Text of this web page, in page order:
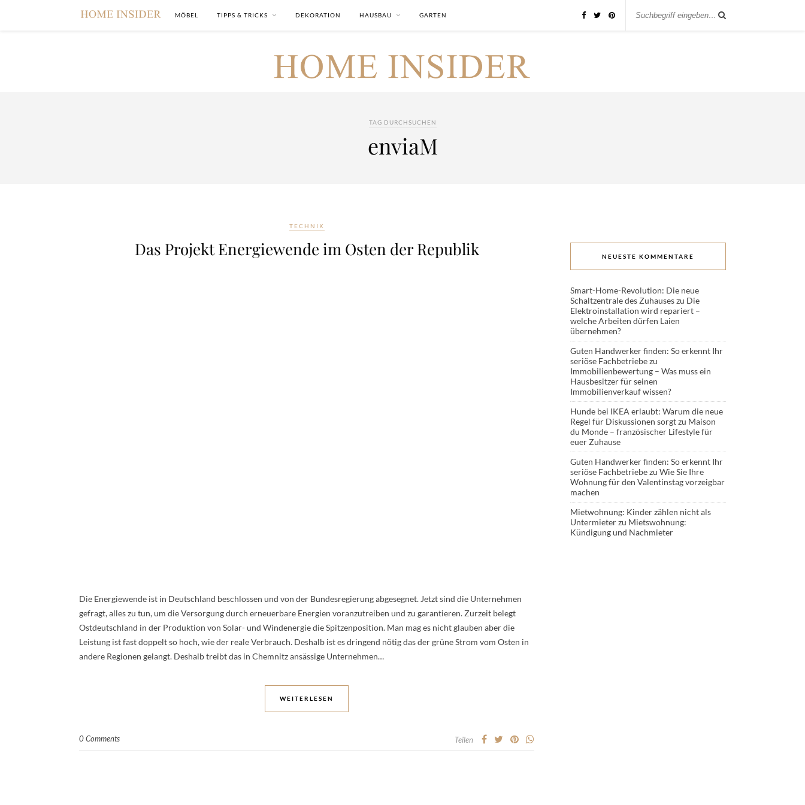
MÖBEL TIPPS & TRICKS DEKORATION HAUSBAU GARTEN
TAG DURCHSUCHEN
enviaM
TECHNIK
Das Projekt Energiewende im Osten der Republik
Die Energiewende ist in Deutschland beschlossen und von der Bundesregierung abgesegnet. Jetzt sind die Unternehmen
gefragt, alles zu tun, um die Versorgung durch erneuerbare Energien voranzutreiben und zu garantieren. Zurzeit belegt
Ostdeutschland in der Produktion von Solar- und Windenergie die Spitzenposition. Man mag es nicht glauben aber die
Leistung ist fast doppelt so hoch, wie der reale Verbrauch. Deshalb ist es dringend nötig das der grüne Strom vom Osten in
andere Regionen gelangt. Deshalb treibt das in Chemnitz ansässige Unternehmen…
WEITERLESEN
0 Comments Teilen
NEUESTE KOMMENTARE
Smart-Home-Revolution: Die neue
Schaltzentrale des Zuhauseszu Die
Elektroinstallation wird repariert –
welche Arbeiten dürfen Laien
übernehmen?
Guten Handwerker finden: So erkennt Ihr
seriöse Fachbetriebezu
Immobilienbewertung – Was muss ein
Hausbesitzer für seinen
Immobilienverkauf wissen?
Hunde bei IKEA erlaubt: Warum die neue
Regel für Diskussionen sorgtzu Maison
du Monde – französischer Lifestyle für
euer Zuhause
Guten Handwerker finden: So erkennt Ihr
seriöse Fachbetriebezu Wie Sie Ihre
Wohnung für den Valentinstag vorzeigbar
machen
Mietwohnung: Kinder zählen nicht als
Untermieterzu Mietswohnung:
Kündigung und Nachmieter